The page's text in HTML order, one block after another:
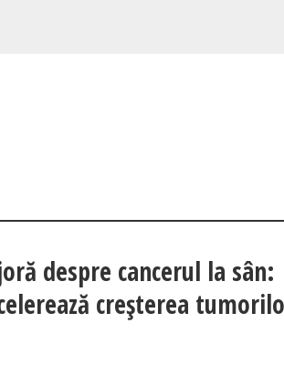
despre cancerul la sân:
creşterea